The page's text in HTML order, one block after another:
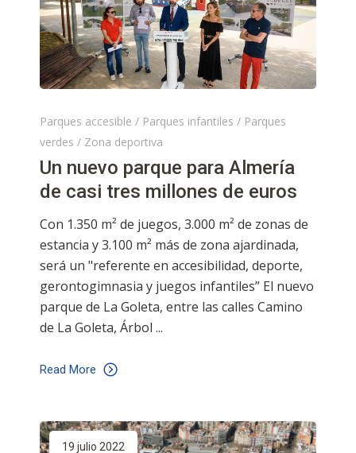
Parques accesible / Parques infantiles / Parques
verdes / Zona deportiva
Un nuevo parque para Almería
de casi tres millones de euros
Con 1.350 m² de juegos, 3.000 m² de zonas de
estancia y 3.100 m² más de zona ajardinada,
será un "referente en accesibilidad, deporte,
gerontogimnasia y juegos infantiles” El nuevo
parque de La Goleta, entre las calles Camino
de La Goleta, Árbol
Read More
19 julio 2022